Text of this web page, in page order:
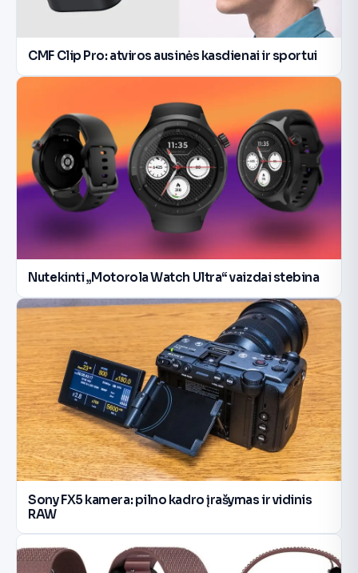
CMF Clip Pro: atviros ausinės kasdienai ir sportui
Nutekinti „Motorola Watch Ultra“ vaizdai stebina
Sony FX5 kamera: pilno kadro įrašymas ir vidinis
RAW